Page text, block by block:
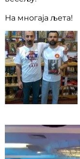
На многаја љета!
Прегледач
видео
записа